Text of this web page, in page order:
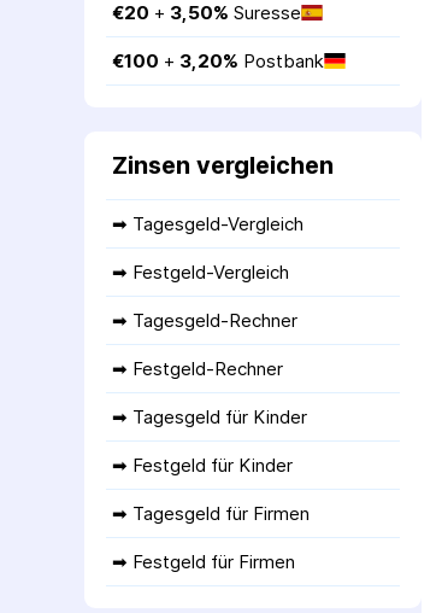
€20 + 3,50% Suresse
€100 + 3,20% Postbank
Zinsen vergleichen
➡ Tagesgeld-Vergleich
➡ Festgeld-Vergleich
➡ Tagesgeld-Rechner
➡ Festgeld-Rechner
➡ Tagesgeld für Kinder
➡ Festgeld für Kinder
➡ Tagesgeld für Firmen
➡ Festgeld für Firmen